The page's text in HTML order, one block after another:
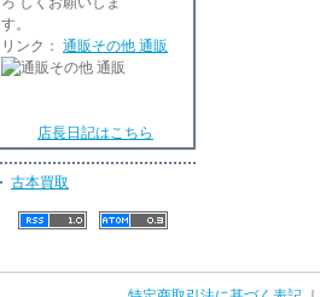
リンク： 通販その他 通販
店長日記はこちら
古本買取